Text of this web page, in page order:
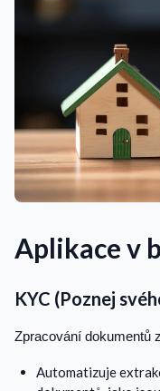
Aplikace v
KYC (Poznej
Zpracování dokumentů
Automatizuje